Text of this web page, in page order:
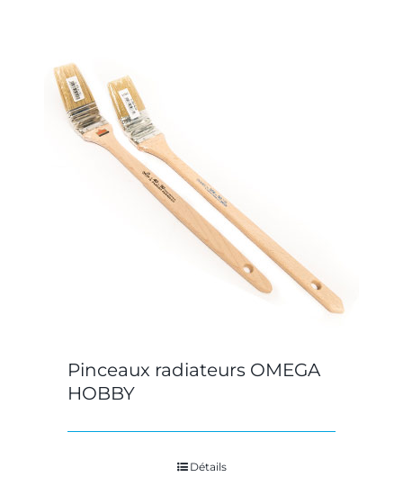
Pinceaux radiateurs OMEGA
HOBBY
Détails